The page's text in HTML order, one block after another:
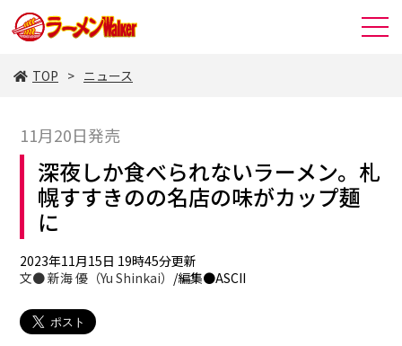
TOP ニュース
11月20日発売
深夜しか食べられないラーメン。札
幌すすきのの名店の味がカップ麺
に
2023年11月15日 19時45分更新
文●新海 優（Yu Shinkai） /編集●ASCII